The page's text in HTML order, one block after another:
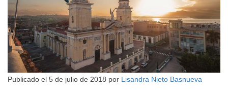
Publicado el 5 de julio de 2018 por Lisandra Nieto Basnueva